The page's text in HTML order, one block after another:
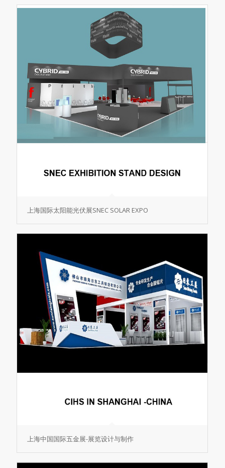
上海国际太阳能光伏展SNEC SOLAR EXPO
上海中国国际五金展-展览设计与制作